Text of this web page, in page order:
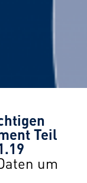
Teil
um